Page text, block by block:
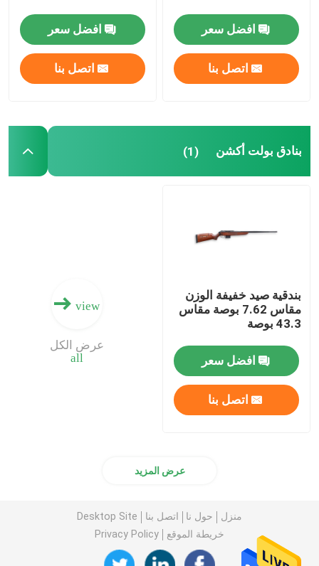
افضل سعر
اتصل بنا
افضل سعر
اتصل بنا
بنادق بولت أكشن (1)
بندقية صيد خفيفة الوزن
مقاس 7.62 بوصة مقاس
43.3 بوصة
افضل سعر
اتصل بنا
view
all
عرض الكل
عرض المزيد
منزل حول نا اتصل بنا
Desktop Site
خريطة الموقع
Privacy Policy